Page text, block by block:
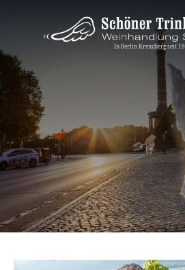
zum
Inhalt